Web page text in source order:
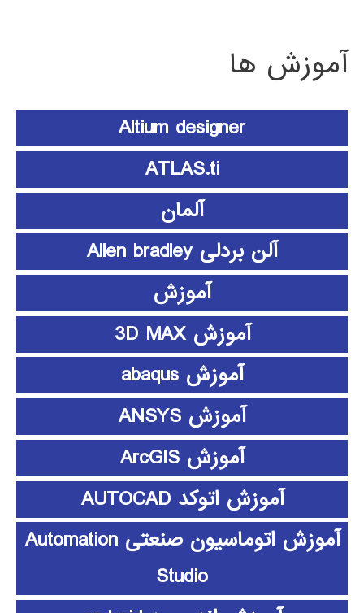
آموزش ها
Altium designer
ATLAS.ti
آلمان
آلن بردلی Allen bradley
آموزش
آموزش 3D MAX
آموزش abaqus
آموزش ANSYS
آموزش ArcGIS
آموزش اتوکد AUTOCAD
آموزش اتوماسیون صنعتی Automation
Studio